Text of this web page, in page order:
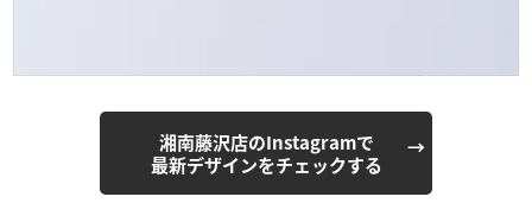
湘南藤沢店のInstagramで
最新デザインをチェックする